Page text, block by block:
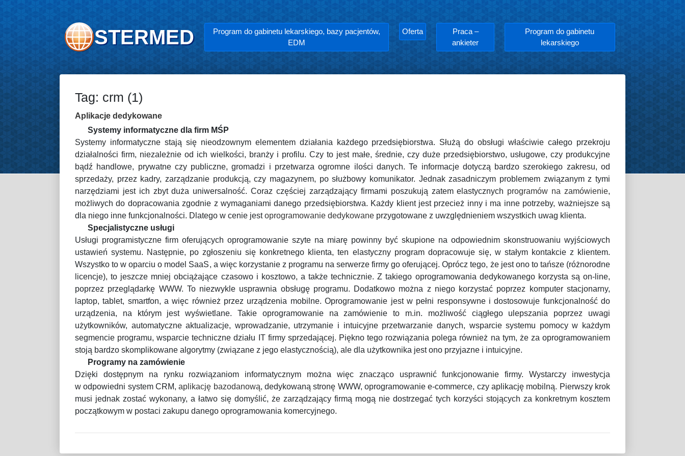
STERMED
Program do gabinetu lekarskiego, bazy pacjentów,
EDM
Oferta
Praca –
ankieter
Program do gabinetu
lekarskiego
Tag: crm (1)
Aplikacje dedykowane
Systemy informatyczne dla firm MŚP
Systemy informatyczne stają się nieodzownym elementem działania każdego przedsiębiorstwa. Służą do obsługi właściwie całego przekroju
działalności firm, niezależnie od ich wielkości, branży i profilu. Czy to jest małe, średnie, czy duże przedsiębiorstwo, usługowe, czy produkcyjne
bądź handlowe, prywatne czy publiczne, gromadzi i przetwarza ogromne ilości danych. Te informacje dotyczą bardzo szerokiego zakresu, od
sprzedaży, przez kadry, zarządzanie produkcją, czy magazynem, po służbowy komunikator. Jednak zasadniczym problemem związanym z tymi
narzędziami jest ich zbyt duża uniwersalność. Coraz częściej zarządzający firmami poszukują zatem elastycznych programów na zamówienie,
możliwych do dopracowania zgodnie z wymaganiami danego przedsiębiorstwa. Każdy klient jest przecież inny i ma inne potrzeby, ważniejsze są
dla niego inne funkcjonalności. Dlatego w cenie jestoprogramowanie dedykowane przygotowane z uwzględnieniem wszystkich uwag klienta.
Specjalistyczne usługi
Usługi programistyczne firm oferujących oprogramowanie szyte na miarę powinny być skupione na odpowiednim skonstruowaniu wyjściowych
ustawień systemu. Następnie, po zgłoszeniu się konkretnego klienta, ten elastyczny program dopracowuje się, w stałym kontakcie z klientem.
Wszystko to w oparciu o model SaaS, a więc korzystanie z programu na serwerze firmy go oferującej. Oprócz tego, że jest ono to tańsze (różnorodne
licencje), to jeszcze mniej obciążające czasowo i kosztowo, a także technicznie. Z takiego oprogramowania dedykowanego korzysta są on-line,
poprzez przeglądarkę WWW. To niezwykle usprawnia obsługę programu. Dodatkowo można z niego korzystać poprzez komputer stacjonarny,
laptop, tablet, smartfon, a więc również przez urządzenia mobilne. Oprogramowanie jest w pełni responsywne i dostosowuje funkcjonalność do
urządzenia, na którym jest wyświetlane. Takie oprogramowanie na zamówienie to m.in. możliwość ciągłego ulepszania poprzez uwagi
użytkowników, automatyczne aktualizacje, wprowadzanie, utrzymanie i intuicyjne przetwarzanie danych, wsparcie systemu pomocy w każdym
segmencie programu, wsparcie techniczne działu IT firmy sprzedającej. Piękno tego rozwiązania polega również na tym, że za oprogramowaniem
stoją bardzo skomplikowane algorytmy (związane z jego elastycznością), ale dla użytkownika jest ono przyjazne i intuicyjne.
Programy na zamówienie
Dzięki dostępnym na rynku rozwiązaniom informatycznym można więc znacząco usprawnić funkcjonowanie firmy. Wystarczy inwestycja
w odpowiedni system CRM,aplikację bazodanową, dedykowaną stronę WWW, oprogramowanie e-commerce, czy aplikację mobilną. Pierwszy krok
musi jednak zostać wykonany, a łatwo się domyślić, że zarządzający firmą mogą nie dostrzegać tych korzyści stojących za konkretnym kosztem
początkowym w postaci zakupu danego oprogramowania komercyjnego.